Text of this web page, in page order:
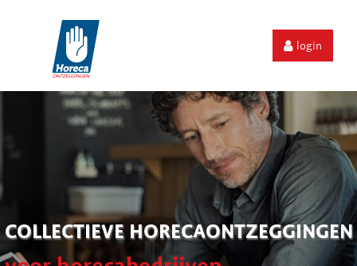
login
COLLECTIEVE HORECAONTZEGGINGEN